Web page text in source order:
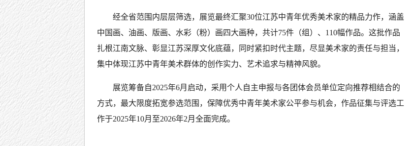
经全省范围内层层筛选，展览最终汇聚30位江苏中青年优秀美术家的精品力作，涵盖
中国画、油画、版画、水彩（粉）画四大画种，共计75件（组）、110幅作品。这批作品
扎根江南文脉、彰显江苏深厚文化底蕴，同时紧扣时代主题，尽显美术家的责任与担当，
集中体现江苏中青年美术群体的创作实力、艺术追求与精神风貌。
展览筹备自2025年6月启动，采用个人自主申报与各团体会员单位定向推荐相结合的
方式，最大限度拓宽参选范围，保障优秀中青年美术家公平参与机会，作品征集与评选工
作于2025年10月至2026年2月全面完成。